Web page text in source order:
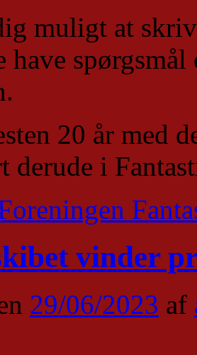
muligt at
have
20 år med
derude i
vinder
29/06/2023 af